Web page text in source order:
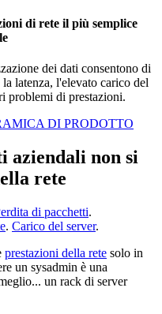
di rete il più semplice
dei dati consentono di
latenza, l'elevato carico del
problemi di prestazioni.
DI PRODOTTO
aziendali non si
rete
di pacchetti.
. Carico del server.
prestazioni della rete solo in
un sysadmin è una
un rack di server